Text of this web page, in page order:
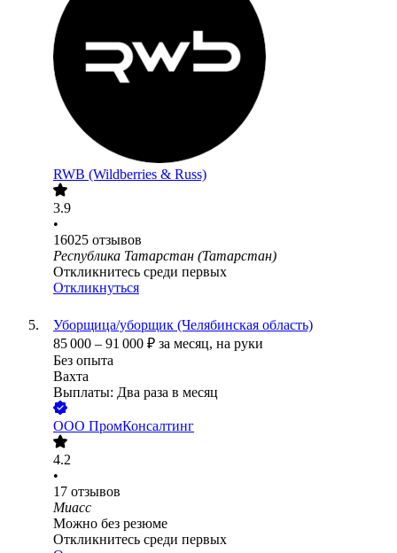
RWB (Wildberries & Russ)
3.9
•
16025 отзывов
Республика Татарстан (Татарстан)
Откликнитесь среди первых
Откликнуться
Уборщица/уборщик (Челябинская область)
85 000 – 91 000 ₽ за месяц, на руки
Без опыта
Вахта
Выплаты: Два раза в месяц
ООО ПромКонсалтинг
4.2
•
17 отзывов
Миасс
Можно без резюме
Откликнитесь среди первых